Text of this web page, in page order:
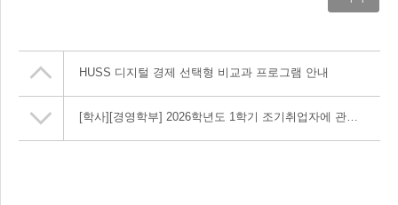
HUSS 디지털 경제 선택형 비교과 프로그램 안내
[학사] [경영학부] 2026학년도 1학기 조기취업자에 관한 사항 안내